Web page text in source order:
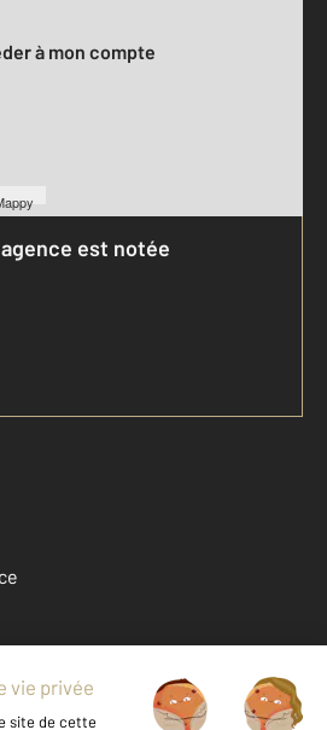
à mon compte
est notée